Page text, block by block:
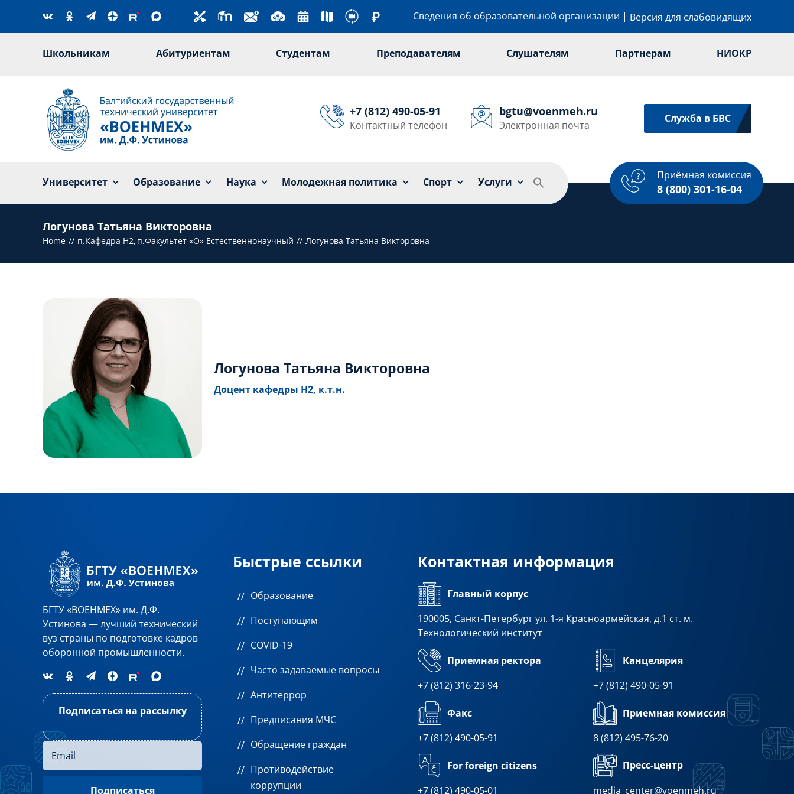
content
Сведения об образовательной организации | Версия для слабовидящих
Школьникам Абитуриентам Студентам Преподавателям Слушателям Партнерам НИОКР
+7 (812) 490-05-91
Контактный телефон
bgtu@voenmeh.ru
Электронная почта
Служба в БВС
Университет Образование Наука Молодежная политика Спорт Услуги
Приёмная комиссия
8 (800) 301-16-04
Университет Образование Наука Молодежная политика Спорт Услуги
Логунова Татьяна Викторовна
Home п.Кафедра Н2 п.Факультет «О» Естественнонаучный Логунова Татьяна Викторовна
Логунова Татьяна Викторовна
Доцент кафедры Н2, к.т.н.
БГТУ «ВОЕНМЕХ» им. Д.Ф.
Устинова — лучший технический
вуз страны по подготовке кадров
оборонной промышленности.
Подписаться на рассылку
Быстрые ссылки
Образование
Поступающим
COVID-19
Часто задаваемые вопросы
Антитеррор
Предписания МЧС
Обращение граждан
Противодействие
коррупции
Контактная информация
Главный корпус
190005, Санкт-Петербург ул. 1-я Красноармейская, д.1 ст. м.
Технологический институт
Приемная ректора
+7 (812) 316-23-94
Канцелярия
+7 (812) 490-05-91
Факс
+7 (812) 490-05-91
Приемная комиссия
8 (812) 495-76-20
For foreign citizens
+7 (812) 490-05-01
Пресс-центр
media_center@voenmeh.ru